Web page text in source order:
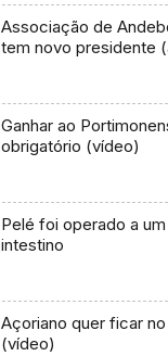
Associação de
tem novo presidente
Ganhar ao
obrigatório (vídeo)
Pelé foi operado a
intestino
Açoriano quer ficar no
(vídeo)